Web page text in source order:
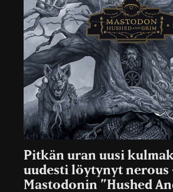
Pitkän uran uusi
uudesti löytynyt nerous
Mastodonin ”Hushed